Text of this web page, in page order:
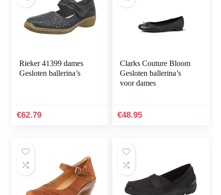
Rieker 41399 dames
Gesloten ballerina’s
€62.79
Clarks Couture Bloom
Gesloten ballerina’s
voor dames
€48.95